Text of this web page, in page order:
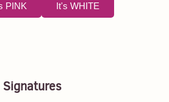
PINK It's WHITE
Signatures